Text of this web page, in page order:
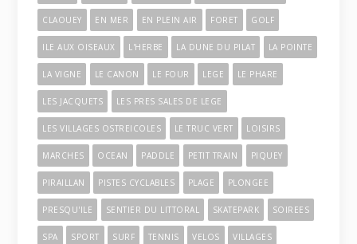
CLAOUEY EN MER EN PLEIN AIR FORET GOLF
ILE AUX OISEAUX L'HERBE LA DUNE DU PILAT LA POINTE
LA VIGNE LE CANON LE FOUR LEGE LE PHARE
LES JACQUETS LES PRES SALES DE LEGE
LES VILLAGES OSTREICOLES LE TRUC VERT LOISIRS
MARCHES OCEAN PADDLE PETIT TRAIN PIQUEY
PIRAILLAN PISTES CYCLABLES PLAGE PLONGEE
PRESQU'ILE SENTIER DU LITTORAL SKATEPARK SOIREES
SPA SPORT SURF TENNIS VELOS VILLAGES